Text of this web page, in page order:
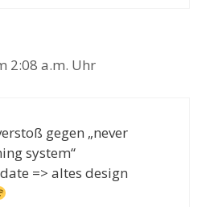
2:08 a.m. Uhr
gegen „never
system“
=> altes design